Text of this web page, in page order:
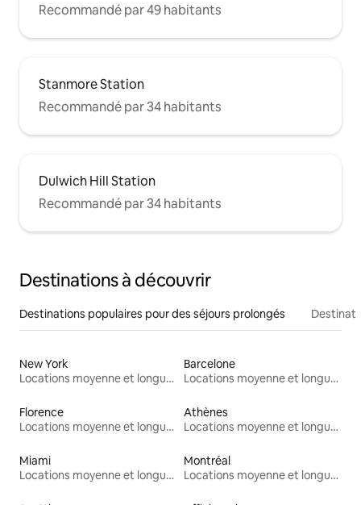
Recommandé par 49 habitants
Stanmore Station
Recommandé par 34 habitants
Dulwich Hill Station
Recommandé par 34 habitants
Destinations à découvrir
Destinations populaires pour des séjours prolongés
New York
Locations moyenne et longue durée
Barcelone
Locations moyenne et longue durée
Florence
Locations moyenne et longue durée
Athènes
Locations moyenne et longue durée
Miami
Locations moyenne et longue durée
Montréal
Locations moyenne et longue durée